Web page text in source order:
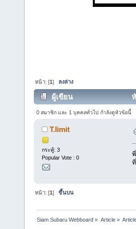
หน้า: [1] ลงล่าง
ผู้เขียน
0 สมาชิก และ 1 บุคคลทั่วไป กำลังดูหัวข้อนี้
T.limit
กระทู้: 3
Popular Vote : 0
หน้า: [1]ขึ้นบน
Siam Subaru Webboard » Article»